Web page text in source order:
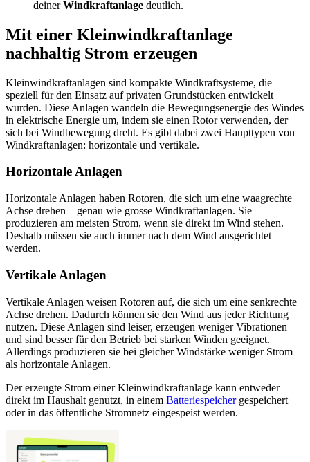
deinerWindkraftanlage deutlich.
Mit einer Kleinwindkraftanlage
nachhaltig Strom erzeugen
Kleinwindkraftanlagen sind kompakte Windkraftsysteme, die
speziell für den Einsatz auf privaten Grundstücken entwickelt
wurden. Diese Anlagen wandeln die Bewegungsenergie des Windes
in elektrische Energie um, indem sie einen Rotor verwenden, der
sich bei Windbewegung dreht. Es gibt dabei zwei Haupttypen von
Windkraftanlagen: horizontale und vertikale.
Horizontale Anlagen
Horizontale Anlagen haben Rotoren, die sich um eine waagrechte
Achse drehen – genau wie grosse Windkraftanlagen. Sie
produzieren am meisten Strom, wenn sie direkt im Wind stehen.
Deshalb müssen sie auch immer nach dem Wind ausgerichtet
werden.
Vertikale Anlagen
Vertikale Anlagen weisen Rotoren auf, die sich um eine senkrechte
Achse drehen. Dadurch können sie den Wind aus jeder Richtung
nutzen. Diese Anlagen sind leiser, erzeugen weniger Vibrationen
und sind besser für den Betrieb bei starken Winden geeignet.
Allerdings produzieren sie bei gleicher Windstärke weniger Strom
als horizontale Anlagen.
Der erzeugte Strom einer Kleinwindkraftanlage kann entweder
direkt im Haushalt genutzt, in einem Batteriespeicher gespeichert
oder in das öffentliche Stromnetz eingespeist werden.